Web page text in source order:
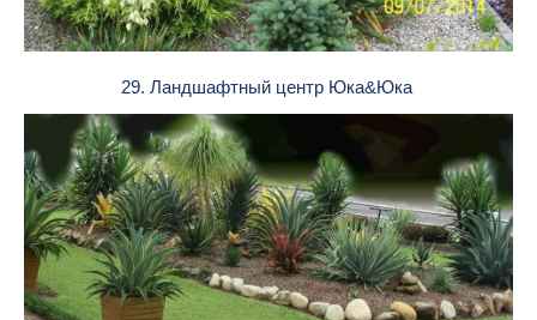
29. Ландшафтный центр Юка&Юка